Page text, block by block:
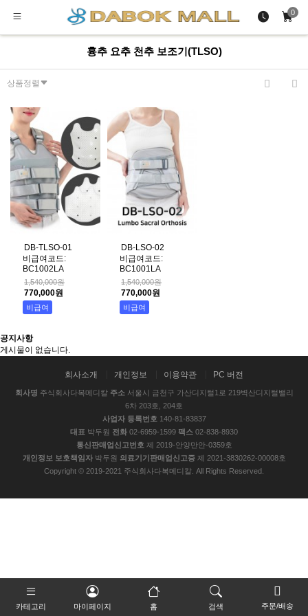
0
흉추 요추 천추 보조기(TLSO)
상품정렬
DB-TLSO-01
비급여코드:
BC1002LA
1,540,000원
770,000원
비급여
DB-LSO-02
비급여코드:
BC1001LA
1,540,000원
770,000원
비급여
카테고리 마이페이지 홈 검색 주문/배송
공지사항
게시물이 없습니다.
회사소개 개인정보 이용약관 PC 버전
회사명 주식회사다복메디칼 주소서울시 금천구 가산디지털1로 219벽산디지털밸리
6차 203호, 204호
사업자 등록번호 140-81-83837
대표 박두원 전화 02-6959-1599 팩스 02-838-8930
통신판매업신고번호 제 2019-안양만안-0359호
개인정보 보호책임자박두원 의료기기판매업신고증제 2021-3830262-00008호
Copyright © 2019-2021 주식회사다복메디칼. All Rights Reserved.